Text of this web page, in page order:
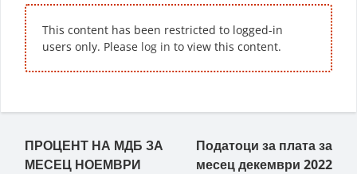
This content has been restricted to logged-in
users only. Please log in to view this content.
Пост навигација
ПРОЦЕНТ НА МДБ ЗА
МЕСЕЦ НОЕМВРИ
Податоци за плата за
месец декември 2022